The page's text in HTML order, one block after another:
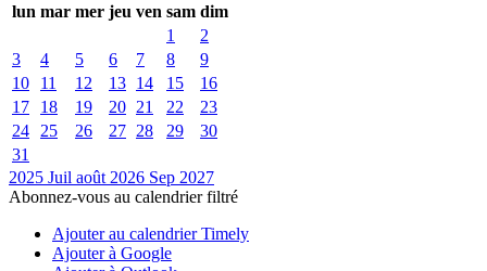
lun mar mer jeu ven sam dim
1
2
3
4 5 6 7 8
9
10
11 12 13 14 15
16
17
18 19 20 21 22
23
24
25 26 27 28 29
30
31
2025 Juil août 2026 Sep 2027
Abonnez-vous au calendrier filtré
Ajouter au calendrier Timely
Ajouter à Google